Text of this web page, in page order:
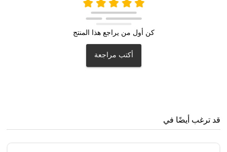
كن أول من يراجع هذا المنتج
أكتب مراجعة
قد ترغب أيضًا في